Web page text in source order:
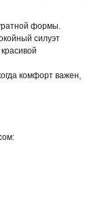
формы.
силуэт
комфорт важен,